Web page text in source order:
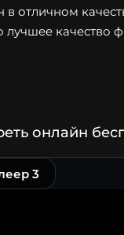
отличном
качество
онлайн
3